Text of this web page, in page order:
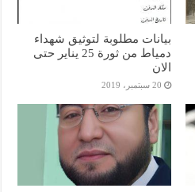
بيانات مطلوبة لتوثيق شهداء
دمياط من ثورة 25 يناير حتى
الان
20 سبتمبر، 2019